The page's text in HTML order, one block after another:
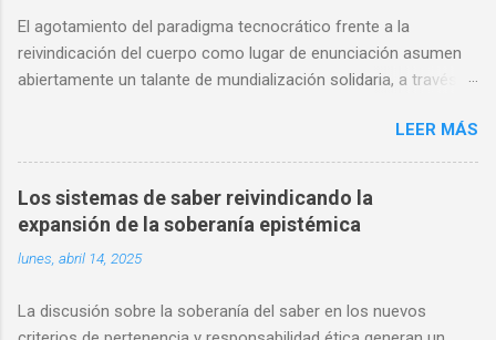
El agotamiento del paradigma tecnocrático frente a la
reivindicación del cuerpo como lugar de enunciación asumen
abiertamente un talante de mundialización solidaria, a través
reclaman una nueva ética de co-producción del saber. La
discusión sobre la soberanía del pensamiento en este
específico aparato de certificación de entendimientos (títulos)
transforman radicalmente el campo semántico de acción,
reapropiando lenguajes y símbolos desplazados, para
desbordar las lógicas extractivistas del saber. El papel de las
la Misión de la Ciencia en relación con una reivindicación que
LEER MÁS
Los sistemas de saber reivindicando la
expansión de la soberanía epistémica
lunes, abril 14, 2025
La discusión sobre la soberanía del saber en los nuevos